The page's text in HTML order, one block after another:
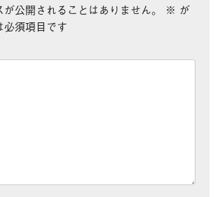
公開されることはありません。 ※ が
須項目です